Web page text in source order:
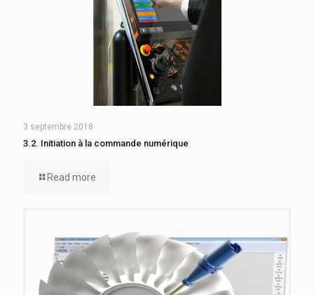
3 septembre 2018
3.2. Initiation à la commande numérique
Read more